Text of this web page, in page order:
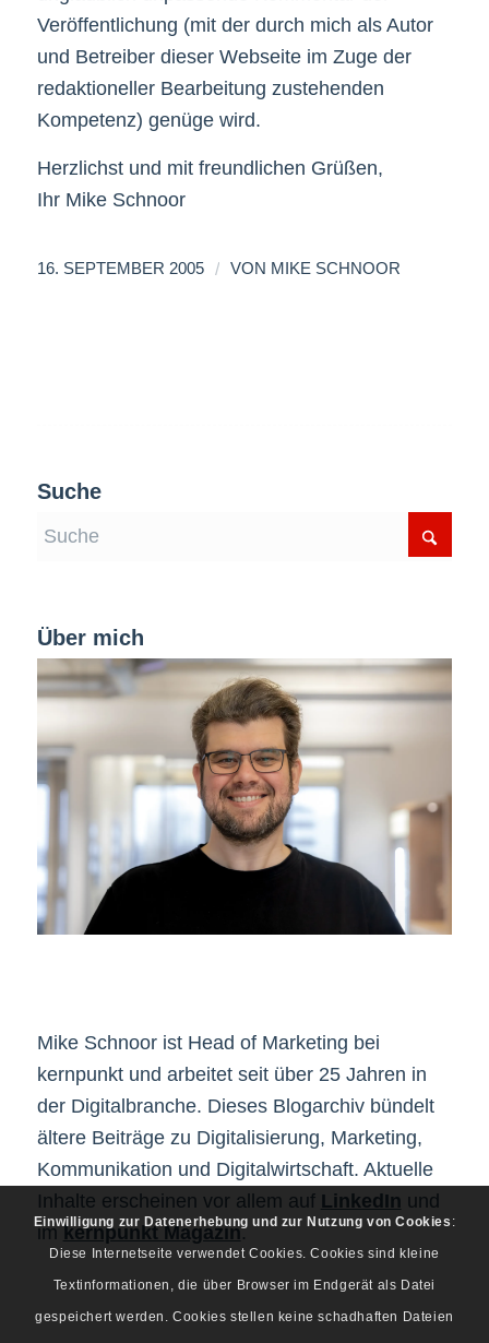
Veröffentlichung (mit der durch mich als Autor
und Betreiber dieser Webseite im Zuge der
redaktioneller Bearbeitung zustehenden
Kompetenz) genüge wird.
Herzlichst und mit freundlichen Grüßen,
Ihr Mike Schnoor
16. SEPTEMBER 2005 / VON MIKE SCHNOOR
Suche
Über mich
Mike Schnoor ist Head of Marketing bei
kernpunkt und arbeitet seit über 25 Jahren in
der Digitalbranche. Dieses Blogarchiv bündelt
ältere Beiträge zu Digitalisierung, Marketing,
Kommunikation und Digitalwirtschaft. Aktuelle
Inhalte erscheinen vor allem auf LinkedIn und
imkernpunkt Magazin.
Einwilligung zur Datenerhebung und zur Nutzung von Cookies :
Diese Internetseite verwendet Cookies. Cookies sind kleine
Textinformationen, die über Browser im Endgerät als Datei
gespeichert werden. Cookies stellen keine schadhaften Dateien